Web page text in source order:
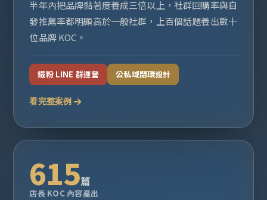
半年內把品牌黏著度養成三倍以上，社群回購率與自
發推薦率都明顯高於一般社群，上百個話題養出數十
位品牌 KOC。
鐵粉 LINE 群運營 公私域閉環設計
看完整案例
615篇
店長 KOC 內容產出